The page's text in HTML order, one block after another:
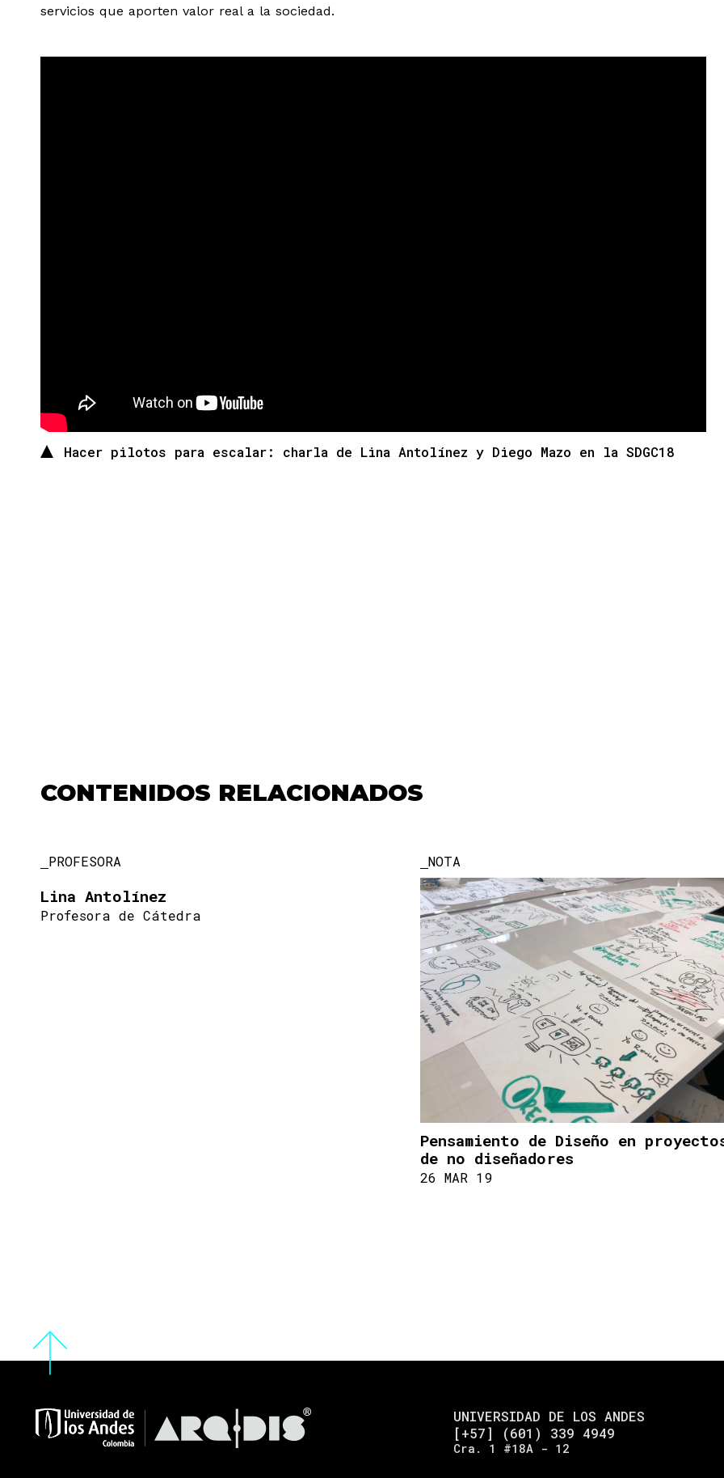
servicios que aporten valor real a la sociedad.
Hacer pilotos para escalar: charla de Lina Antolínez y Diego Mazo en la SDGC18
CONTENIDOS RELACIONADOS
PROFESORA
Lina Antolínez
Profesora de Cátedra
NOTA
Pensamiento de Diseño en
de no diseñadores
26 MAR 19
UNIVERSIDAD DE LOS ANDES
[+57] (601) 339 4949
Cra. 1 #18A - 12